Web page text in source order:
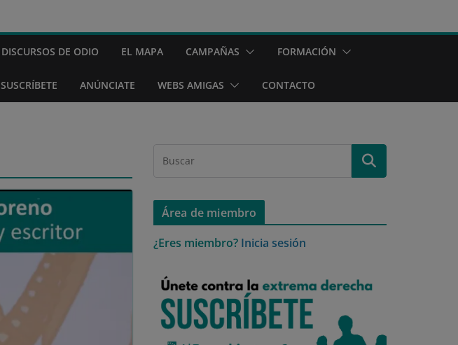
DISCURSOS DE ODIO EL MAPA CAMPAÑAS FORMACIÓN
SUSCRÍBETE ANÚNCIATE WEBS AMIGAS CONTACTO
Área de miembro
¿Eres miembro? Inicia sesión